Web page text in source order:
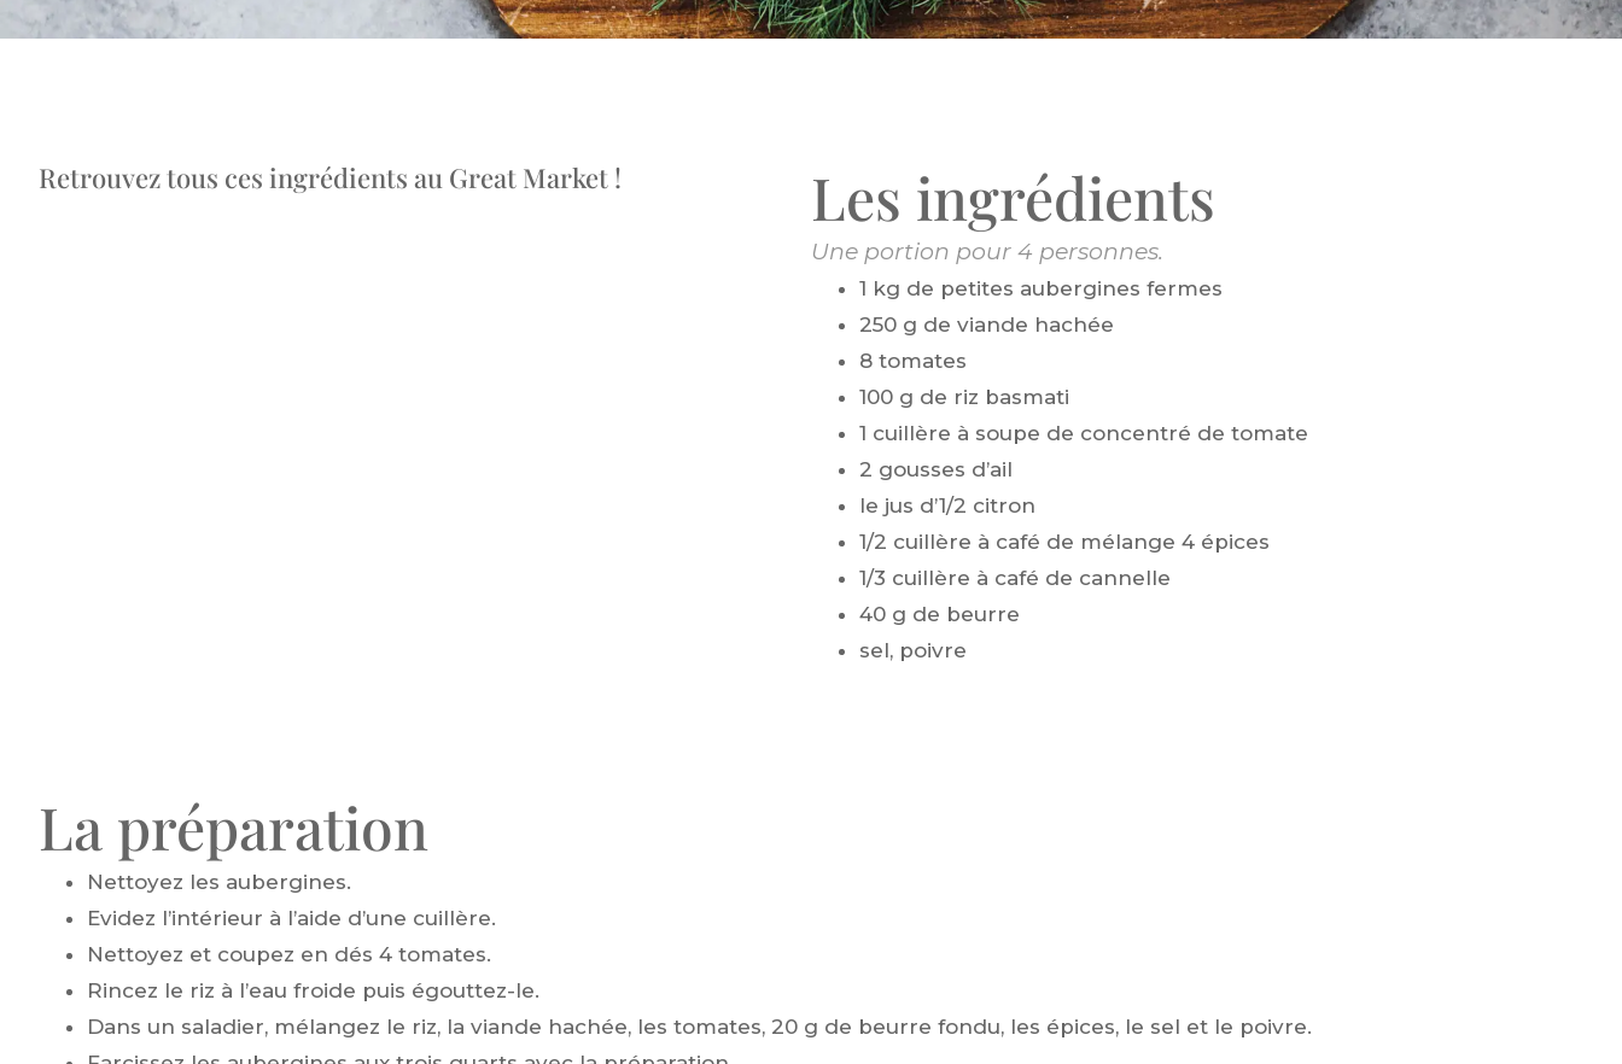
Retrouvez tous ces ingrédients au Great Market ! Les ingrédients
Une portion pour 4 personnes.
1 kg de petites aubergines fermes
250 g de viande hachée
8 tomates
100 g de riz basmati
1 cuillère à soupe de concentré de tomate
2 gousses d’ail
le jus d’1/2 citron
1/2 cuillère à café de mélange 4 épices
1/3 cuillère à café de cannelle
40 g de beurre
sel, poivre
La préparation
Nettoyez les aubergines.
Evidez l’intérieur à l’aide d’une cuillère.
Nettoyez et coupez en dés 4 tomates.
Rincez le riz à l’eau froide puis égouttez-le.
Dans un saladier, mélangez le riz, la viande hachée, les tomates, 20 g de beurre fondu, les épices, le sel et le poivre.